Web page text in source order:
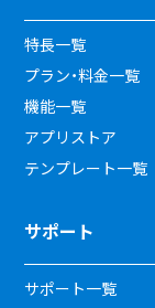
特長一覧
プラン・料金一覧
機能一覧
アプリストア
テンプレート一覧
サポート
サポート一覧